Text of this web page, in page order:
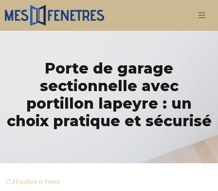
Porte de garage
sectionnelle avec
portillon lapeyre : un
choix pratique et sécurisé
/ Fenêtres et Portes